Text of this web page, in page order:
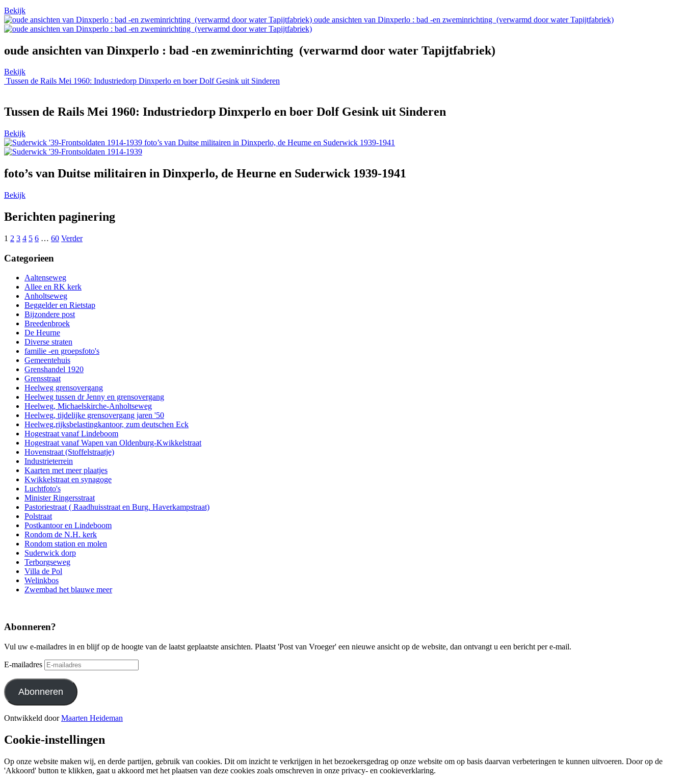
Bekijk
oude ansichten van Dinxperlo : bad -en zweminrichting (verwarmd door water Tapijtfabriek)
oude ansichten van Dinxperlo : bad -en zweminrichting (verwarmd door water Tapijtfabriek)
Bekijk
Tussen de Rails Mei 1960: Industriedorp Dinxperlo en boer Dolf Gesink uit Sinderen
Tussen de Rails Mei 1960: Industriedorp Dinxperlo en boer Dolf Gesink uit Sinderen
Bekijk
foto’s van Duitse militairen in Dinxperlo, de Heurne en Suderwick 1939-1941
foto’s van Duitse militairen in Dinxperlo, de Heurne en Suderwick 1939-1941
Bekijk
Berichten paginering
1 2 3 4 5 6 … 60 Verder
Categorieen
Aaltenseweg
Allee en RK kerk
Anholtseweg
Beggelder en Rietstap
Bijzondere post
Breedenbroek
De Heurne
Diverse straten
familie -en groepsfoto's
Gemeentehuis
Grenshandel 1920
Grensstraat
Heelweg grensovergang
Heelweg tussen dr Jenny en grensovergang
Heelweg, Michaelskirche-Anholtseweg
Heelweg, tijdelijke grensovergang jaren '50
Heelweg,rijksbelastingkantoor, zum deutschen Eck
Hogestraat vanaf Lindeboom
Hogestraat vanaf Wapen van Oldenburg-Kwikkelstraat
Hovenstraat (Stoffelstraatje)
Industrieterrein
Kaarten met meer plaatjes
Kwikkelstraat en synagoge
Luchtfoto's
Minister Ringersstraat
Pastoriestraat ( Raadhuisstraat en Burg. Haverkampstraat)
Polstraat
Postkantoor en Lindeboom
Rondom de N.H. kerk
Rondom station en molen
Suderwick dorp
Terborgseweg
Villa de Pol
Welinkbos
Zwembad het blauwe meer
Abonneren?
Vul uw e-mailadres in en blijf op de hoogte van de laatst geplaatste ansichten. Plaatst 'Post van Vroeger' een nieuwe ansicht op de website, dan ontvangt u een bericht per e-mail.
E-mailadres
Abonneren
Ontwikkeld doorMaarten Heideman
Cookie-instellingen
Op onze website maken wij, en derde partijen, gebruik van cookies. Dit om inzicht te verkrijgen in het bezoekersgedrag op onze website om op basis daarvan verbeteringen te kunnen uitvoeren. Door op de
'Akkoord' button te klikken, gaat u akkoord met het plaatsen van deze cookies zoals omschreven in onze privacy- en cookieverklaring.